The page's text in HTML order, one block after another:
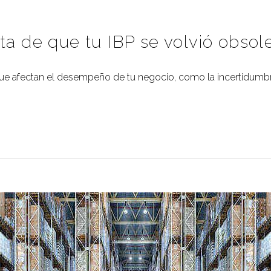
de que tu IBP se volvió
afectan el desempeño de tu negocio, como la